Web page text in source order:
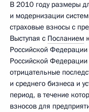
В 2010 году размеры
и модернизации
страховые взносы с
Выступая с Посланием
Российской
Российской Федерации
отрицательные
и среднего бизнеса и
период, в течение
взносов для